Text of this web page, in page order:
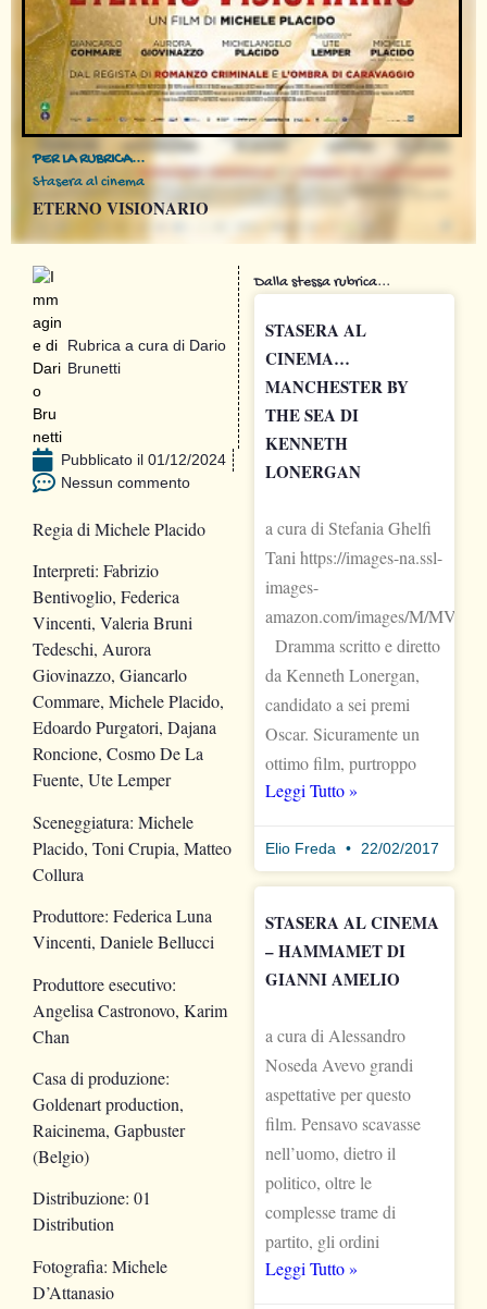
PER LA RUBRICA...
Stasera al cinema
ETERNO VISIONARIO
Rubrica a cura di Dario
Brunetti
Pubblicato il 01/12/2024
Nessun commento
Regia di Michele Placido
Interpreti: Fabrizio
Bentivoglio, Federica
Vincenti, Valeria Bruni
Tedeschi, Aurora
Giovinazzo, Giancarlo
Commare, Michele Placido,
Edoardo Purgatori, Dajana
Roncione, Cosmo De La
Fuente, Ute Lemper
Sceneggiatura: Michele
Placido, Toni Crupia, Matteo
Collura
Produttore: Federica Luna
Vincenti, Daniele Bellucci
Produttore esecutivo:
Angelisa Castronovo, Karim
Chan
Casa di produzione:
Goldenart production,
Raicinema, Gapbuster
(Belgio)
Distribuzione: 01
Distribution
Fotografia: Michele
D’Attanasio
Dalla stessa rubrica...
STASERA AL
CINEMA…
MANCHESTER BY
THE SEA DI
KENNETH
LONERGAN
a cura di Stefania Ghelfi
Tani https://images-na.ssl-
images-
amazon.com/images/M/
Dramma scritto e diretto
da Kenneth Lonergan,
candidato a sei premi
Oscar. Sicuramente un
ottimo film, purtroppo
Leggi Tutto »
Elio Freda 22/02/2017
STASERA AL CINEMA
– HAMMAMET DI
GIANNI AMELIO
a cura di Alessandro
Noseda Avevo grandi
aspettative per questo
film. Pensavo scavasse
nell’uomo, dietro il
politico, oltre le
complesse trame di
partito, gli ordini
Leggi Tutto »